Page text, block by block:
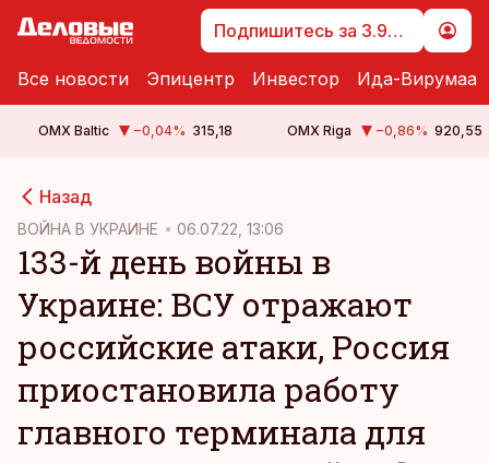
Подпишитесь за 3.99 €
Все новости Эпицентр Инвестор Ида-Вирумаа
OMX Baltic −0,04% 315,18 OMX Riga −0,86% 920,55
Назад
ВОЙНА В УКРАИНЕ 06.07.22, 13:06
133-й день войны в
Украине: ВСУ отражают
российские атаки, Россия
приостановила работу
главного терминала для